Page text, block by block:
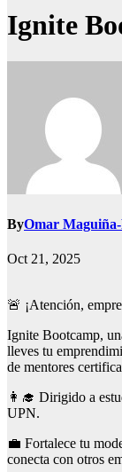
Ignite
ByOmar
Oct 21, 2025
🚨 ¡Atención,
Ignite Bootcamp,
lleves tu
de mentores
👩‍🎓 Dirigido a
UPN.
💼 Fortalece tu
conecta con otros